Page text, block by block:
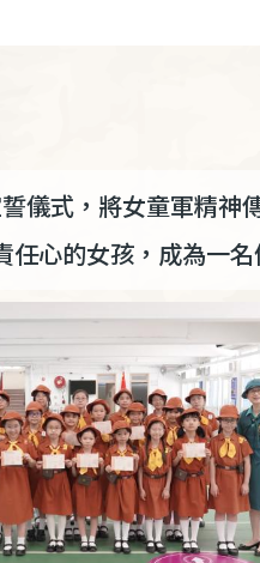
式，將女童軍精神
心的女孩，成為一